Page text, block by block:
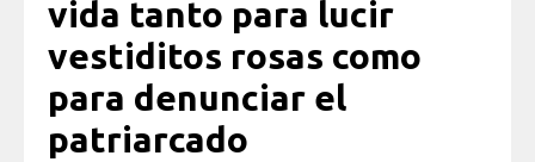
vida tanto para lucir
vestiditos rosas como
para denunciar el
patriarcado